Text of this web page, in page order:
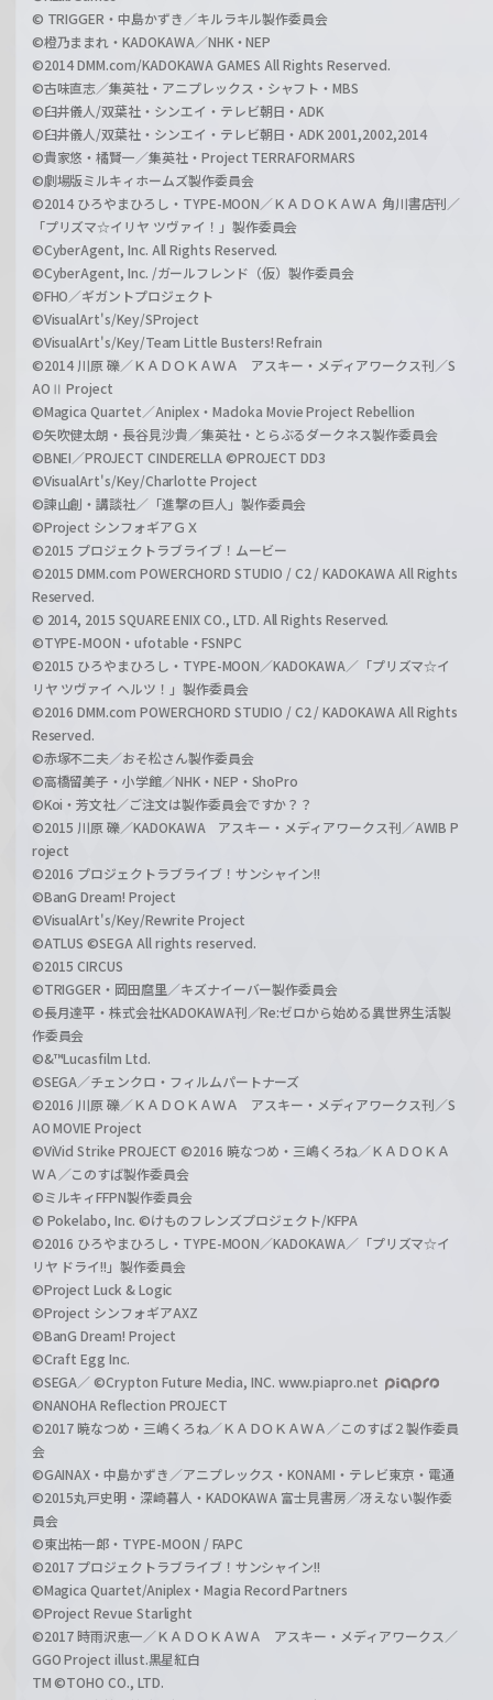
© TRIGGER・中島かずき／キルラキル製作委員会
©橙乃ままれ・KADOKAWA／NHK・NEP
©2014 DMM.com/KADOKAWA GAMES All Rights Reserved.
©古味直志／集英社・アニプレックス・シャフト・MBS
©臼井儀人/双葉社・シンエイ・テレビ朝日・ADK
©臼井儀人/双葉社・シンエイ・テレビ朝日・ADK 2001,2002,2014
©貴家悠・橘賢一／集英社・Project TERRAFORMARS
©劇場版ミルキィホームズ製作委員会
©2014 ひろやまひろし・TYPE-MOON／ＫＡＤＯＫＡＷＡ 角川書店刊／
「プリズマ☆イリヤ ツヴァイ！」製作委員会
©CyberAgent, Inc. All Rights Reserved.
©CyberAgent, Inc. /ガールフレンド（仮）製作委員会
©FHO／ギガントプロジェクト
©VisualArt's/Key/SProject
©VisualArt's/Key/Team Little Busters! Refrain
©2014 川原 礫／ＫＡＤＯＫＡＷＡ アスキー・メディアワークス刊／S
AOⅡ Project
©Magica Quartet／Aniplex・Madoka Movie Project Rebellion
©矢吹健太朗・長谷見沙貴／集英社・とらぶるダークネス製作委員会
©BNEI／PROJECT CINDERELLA ©PROJECT DD3
©VisualArt's/Key/Charlotte Project
©諫山創・講談社／「進撃の巨人」製作委員会
©Project シンフォギアＧＸ
©2015 プロジェクトラブライブ！ムービー
©2015 DMM.com POWERCHORD STUDIO / C2 / KADOKAWA All Rights
Reserved.
© 2014, 2015 SQUARE ENIX CO., LTD. All Rights Reserved.
©TYPE-MOON・ufotable・FSNPC
©2015 ひろやまひろし・TYPE-MOON／KADOKAWA／「プリズマ☆イ
リヤ ツヴァイ ヘルツ！」製作委員会
©2016 DMM.com POWERCHORD STUDIO / C2 / KADOKAWA All Rights
Reserved.
©赤塚不二夫／おそ松さん製作委員会
©高橋留美子・小学館／NHK・NEP・ShoPro
©Koi・芳文社／ご注文は製作委員会ですか？？
©2015 川原 礫／KADOKAWA アスキー・メディアワークス刊／AWIB P
roject
©2016 プロジェクトラブライブ！サンシャイン!!
©BanG Dream! Project
©VisualArt's/Key/Rewrite Project
©ATLUS ©SEGA All rights reserved.
©2015 CIRCUS
©TRIGGER・岡田麿里／キズナイーバー製作委員会
©長月達平・株式会社KADOKAWA刊／Re:ゼロから始める異世界生活製
作委員会
©&™Lucasfilm Ltd.
©SEGA／チェンクロ・フィルムパートナーズ
©2016 川原 礫／ＫＡＤＯＫＡＷＡ アスキー・メディアワークス刊／S
AO MOVIE Project
©ViVid Strike PROJECT ©2016 暁なつめ・三嶋くろね／ＫＡＤＯＫＡ
ＷＡ／このすば製作委員会
©ミルキィFFPN製作委員会
© Pokelabo, Inc. ©けものフレンズプロジェクト/KFPA
©2016 ひろやまひろし・TYPE-MOON／KADOKAWA／「プリズマ☆イ
リヤ ドライ!!」製作委員会
©Project Luck & Logic
©Project シンフォギアAXZ
©BanG Dream! Project
©Craft Egg Inc.
©SEGA／ ©Crypton Future Media, INC. www.piapro.net
©NANOHA Reflection PROJECT
©2017 暁なつめ・三嶋くろね／ＫＡＤＯＫＡＷＡ／このすば２製作委員
会
©GAINAX・中島かずき／アニプレックス・KONAMI・テレビ東京・電通
©2015丸戸史明・深崎暮人・KADOKAWA 富士見書房／冴えない製作委
員会
©東出祐一郎・TYPE-MOON / FAPC
©2017 プロジェクトラブライブ！サンシャイン!!
©Magica Quartet/Aniplex・Magia Record Partners
©Project Revue Starlight
©2017 時雨沢恵一／ＫＡＤＯＫＡＷＡ アスキー・メディアワークス／
GGO Project illust.黒星紅白
TM ©TOHO CO., LTD.